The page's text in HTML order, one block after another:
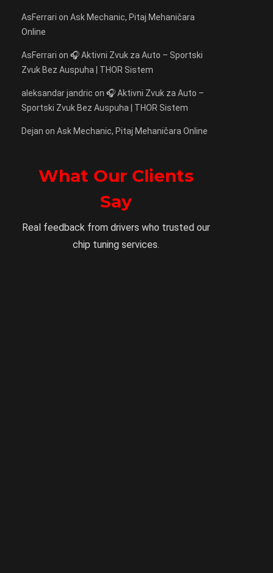
AsFerrari on Ask Mechanic, Pitaj Mehaničara
Online
AsFerrari on 🎧 Aktivni Zvuk za Auto – Sportski
Zvuk Bez Auspuha | THOR Sistem
aleksandar jandric on 🎧 Aktivni Zvuk za Auto –
Sportski Zvuk Bez Auspuha | THOR Sistem
Dejan on Ask Mechanic, Pitaj Mehaničara Online
What Our Clients
Say
Real feedback from drivers who trusted our
chip tuning services.